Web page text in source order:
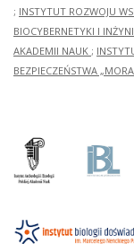
; INSTYTUT ROZWOJU
BIOCYBERNETYKI I
AKADEMII NAUK ;
BEZPIECZEŃSTWA